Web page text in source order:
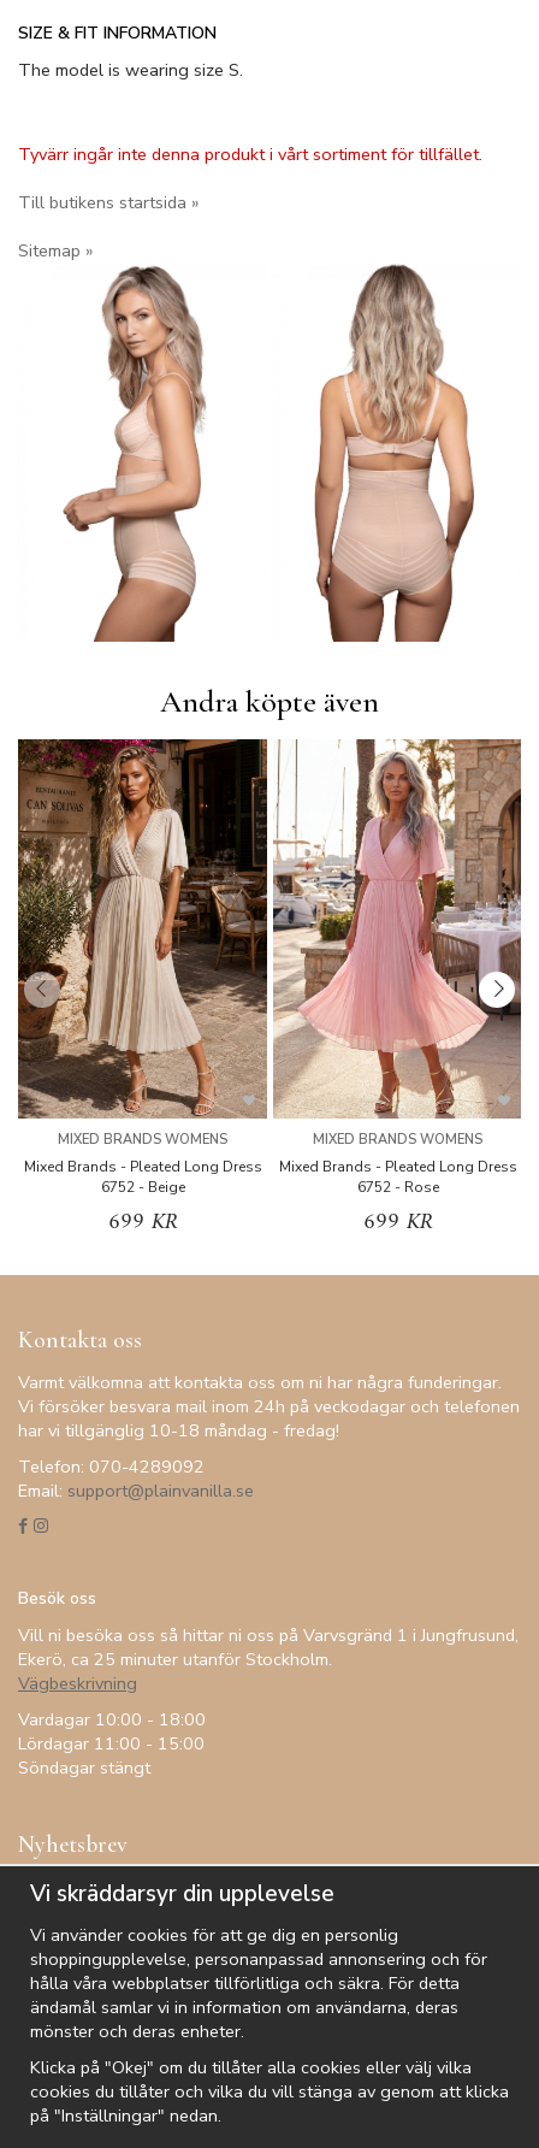
SIZE & FIT INFORMATION
The model is wearing size S.
Tyvärr ingår inte denna produkt i vårt sortiment för tillfället.
Till butikens startsida »
Sitemap »
Andra köpte även
MIXED BRANDS WOMENS
Mixed Brands - Pleated Long Dress
6752 - Beige
699 KR
MIXED BRANDS WOMENS
Mixed Brands - Pleated Long Dress
6752 - Rose
699 KR
Kontakta oss
Varmt välkomna att kontakta oss om ni har några funderingar.
Vi försöker besvara mail inom 24h på veckodagar och telefonen
har vi tillgänglig 10-18 måndag - fredag!
Telefon: 070-4289092
Email: support@plainvanilla.se
Besök oss
Vill ni besöka oss så hittar ni oss på Varvsgränd 1 i Jungfrusund,
Ekerö, ca 25 minuter utanför Stockholm.
Vägbeskrivning
Vardagar 10:00 - 18:00
Lördagar 11:00 - 15:00
Söndagar stängt
Nyhetsbrev
Få inspiration, förtur till kampanjer, specialerbjudanden och
De uppgifter du matar in kommer endast användas till våra nyhetsbrev.
Vi skräddarsyr din upplevelse
Vi använder cookies för att ge dig en personlig
shoppingupplevelse, personanpassad annonsering och för
hålla våra webbplatser tillförlitliga och säkra. För detta
ändamål samlar vi in information om användarna, deras
mönster och deras enheter.
Klicka på "Okej" om du tillåter alla cookies eller välj vilka
cookies du tillåter och vilka du vill stänga av genom att klicka
på "Inställningar" nedan.